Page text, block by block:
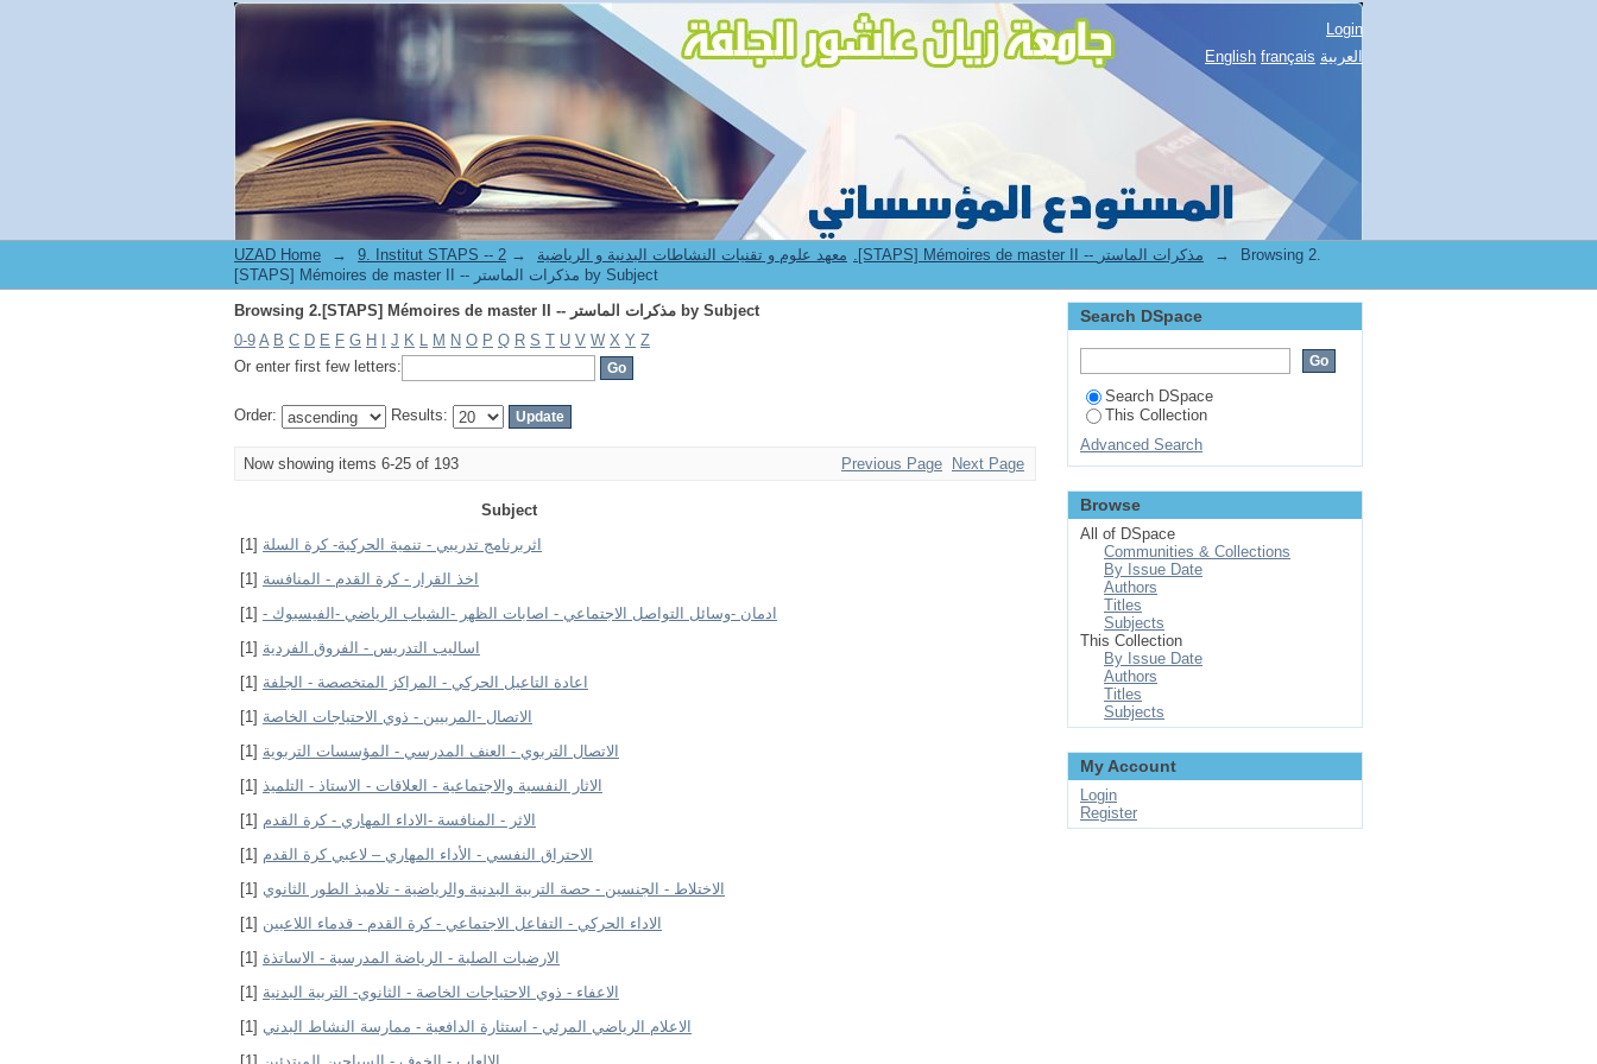
Browsing 2.[STAPS] Mémoires de master II -- مذكرات الماستر by Subject
Login
English français العربية
UZAD Home → 9. Institut STAPS -- معهد علوم و تقنيات النشاطات البدنية و الرياضية → 2.[STAPS] Mémoires de master II -- مذكرات الماستر →
Browsing 2.
[STAPS] Mémoires de master II -- مذكرات الماستر by Subject
Browsing 2.[STAPS] Mémoires de master II -- مذكرات الماستر by Subject
0-9 A B C D E F G H J K L M N O P Q R S T U V W X Y Z
Or enter first few letters:
Order: Results:
Now showing items 6-25 of 193 Previous Page Next Page
Subject
اثربرنامج تدريبي - تنمية الحركية- كرة السلة [1]
اخذ القرار - كرة القدم - المنافسة [1]
ادمان -وسائل التواصل الاجتماعي - اصابات الظهر -الشباب الرياضي -الفيسبوك - [1]
اساليب التدريس - الفروق الفردية [1]
اعادة التاعيل الحركي - المراكز المتخصصة - الجلفة [1]
الاتصال -المربيين - ذوي الاحتياجات الخاصة [1]
الاتصال التربوي - العنف المدرسي - المؤسسات التربوية [1]
الاثار النفسية والاجتماعية - العلاقات - الاستاذ - التلميذ [1]
الاثر - المنافسة -الاداء المهاري - كرة القدم [1]
الاحتراق النفسي - الأداء المهاري – لاعبي كرة القدم [1]
الاختلاط - الجنسين - حصة التربية البدنية والرياضية - تلاميذ الطور الثانوي [1]
الاداء الحركي - التفاعل الاجتماعي - كرة القدم - قدماء اللاعبين [1]
الارضيات الصلبة - الرياضة المدرسية - الاساتذة [1]
الاعفاء - ذوي الاحتياجات الخاصة - الثانوي- التربية البدنية [1]
الاعلام الرياضي المرئي - استثارة الدافعية - ممارسة النشاط البدني [1]
Search DSpace
Search DSpace
This Collection
Advanced Search
Browse
All of DSpace
Communities & Collections
By Issue Date
Authors
Titles
Subjects
This Collection
By Issue Date
Authors
Titles
Subjects
My Account
Login
Register